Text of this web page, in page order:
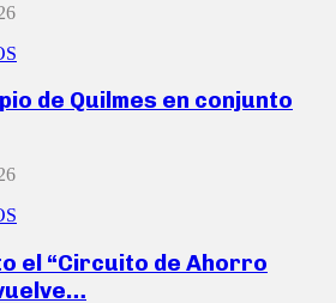
de Quilmes en conjunto
el “Circuito de Ahorro